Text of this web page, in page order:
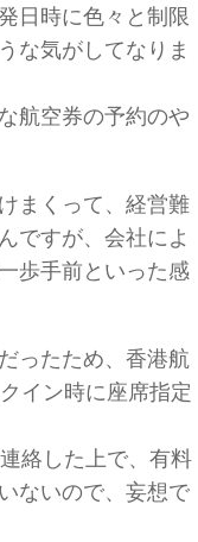
日時に色々と制限
な気がしてなりま
航空券の予約のや
まくって、経営難
ですが、会社によ
歩手前といった感
ったため、香港航
イン時に座席指定
絡した上で、有料
ないので、妄想で